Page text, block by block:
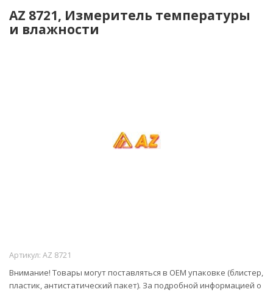
AZ 8721, Измеритель температуры
и влажности
Артикул: AZ 8721
Внимание! Товары могут поставляться в ОЕМ упаковке (блистер,
пластик, антистатический пакет). За подробной информацией о